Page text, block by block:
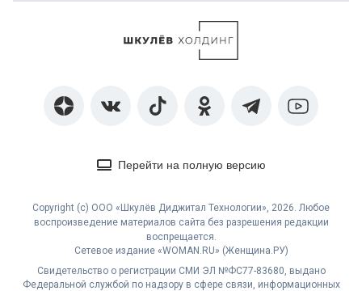
Перейти на полную версию
Copyright (с) ООО «Шкулёв Диджитал Технологии», 2026. Любое
воспроизведение материалов сайта без разрешения редакции
воспрещается.
Сетевое издание «WOMAN.RU» (Женщина.РУ)
Свидетельство о регистрации СМИ ЭЛ №ФС77-83680, выдано
Федеральной службой по надзору в сфере связи, информационных